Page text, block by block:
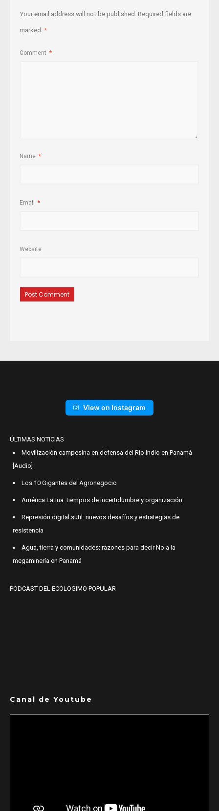
Your email address will not be published. Required fields are
marked *
Comment *
Name *
Email *
Website
View on Instagram
ÚLTIMAS NOTICIAS
Movilización campesina en defensa del Río Indio en Panamá
[Audio]
Los 10 Gigantes del Agronegocio
América Latina: tiempos de incertidumbre y organización
Represión digital sutil: nuevos desafíos y estrategias de
resistencia
Agua, tierra y comunidades: razones para decir No a la
megaminería en Panamá
PODCAST DEL ECOLOGIMO POPULAR
Canal de Youtube